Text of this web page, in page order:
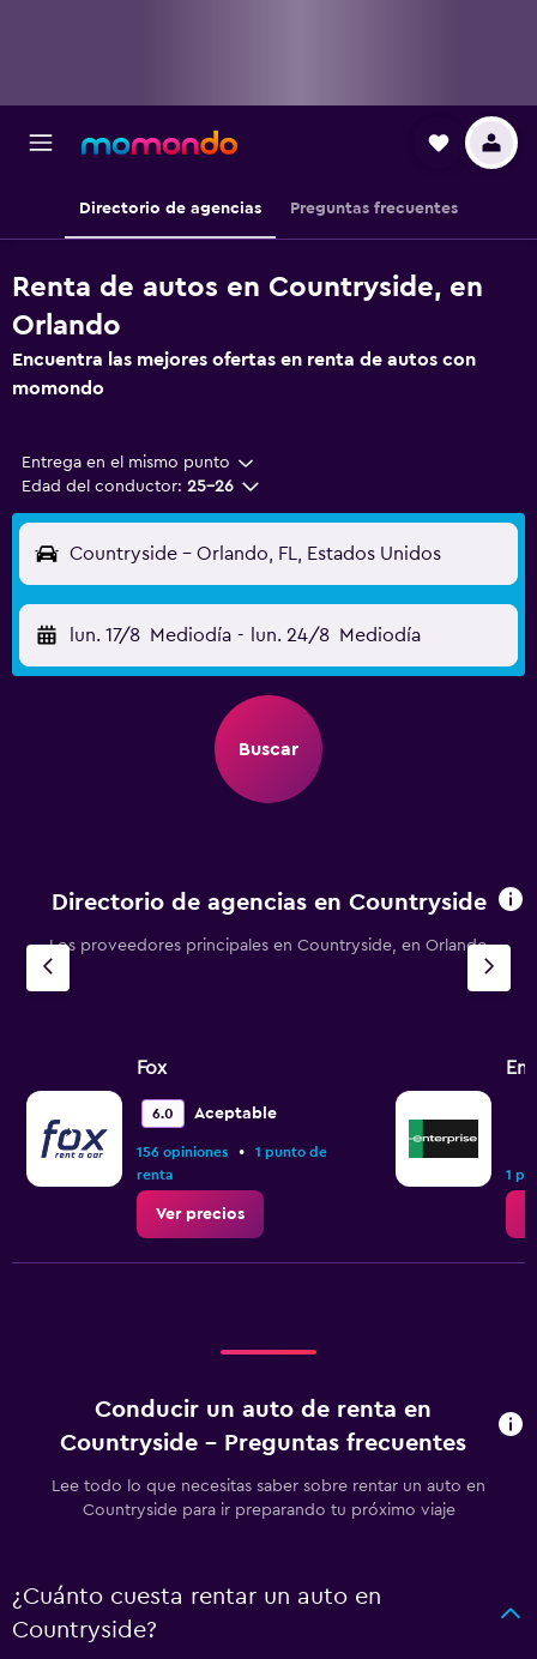
Directorio de agencias Preguntas frecuentes
Renta de autos en Countryside, en
Orlando
Encuentra las mejores ofertas en renta de autos con
momondo
Entrega en el mismo punto
Edad del conductor: 25-26
Countryside - Orlando, FL, Estados Unidos
lun. 17/8 Mediodía - lun. 24/8 Mediodía
Buscar
Directorio de agencias en Countryside
Los proveedores principales en Countryside, en Orlando
Fox
6.0 Aceptable
156 opiniones •
1 punto de
renta
Ver precios
1
Conducir un auto de renta en
Countryside - Preguntas frecuentes
Lee todo lo que necesitas saber sobre rentar un auto en
Countryside para ir preparando tu próximo viaje
¿Cuánto cuesta rentar un auto en
Countryside?